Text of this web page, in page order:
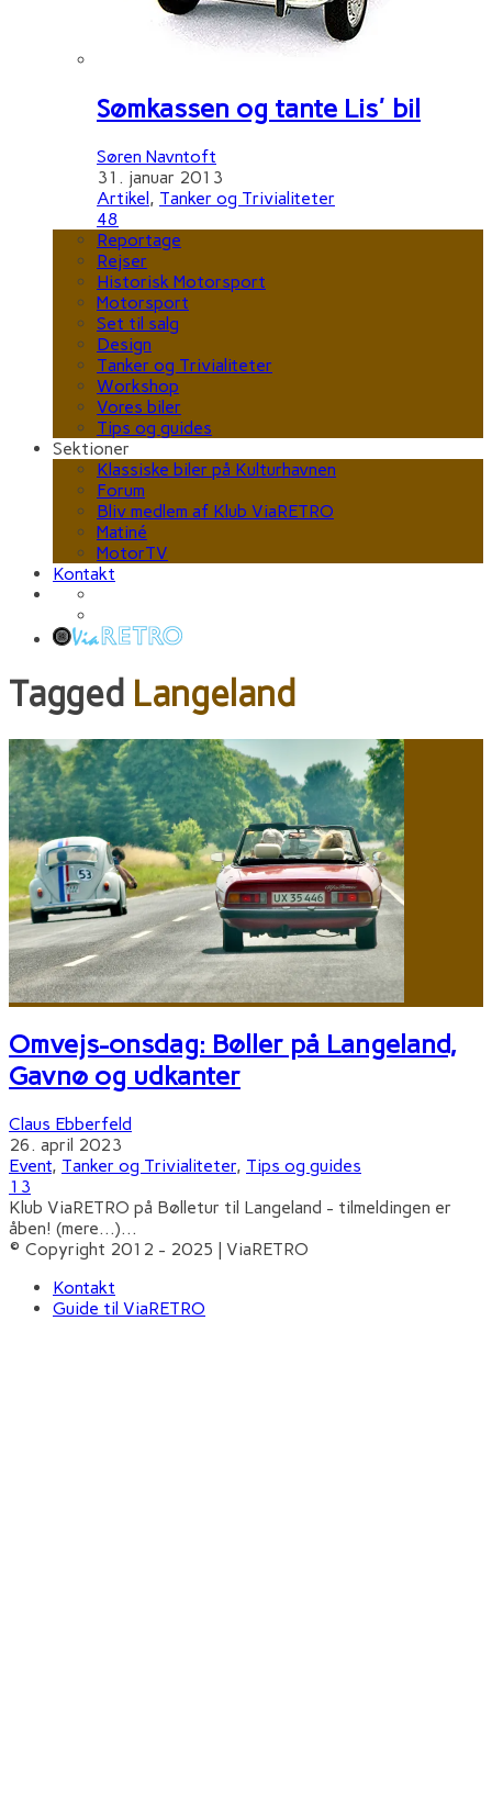
Sømkassen og tante Lis' bil
Søren Navntoft
31. januar 2013
Artikel, Tanker og Trivialiteter
48
Reportage
Rejser
Historisk Motorsport
Motorsport
Set til salg
Design
Tanker og Trivialiteter
Workshop
Vores biler
Tips og guides
Sektioner
Klassiske biler på Kulturhavnen
Forum
Bliv medlem af Klub ViaRETRO
Matiné
MotorTV
Kontakt
Tagged Langeland
Omvejs-onsdag: Bøller på Langeland,
Gavnø og udkanter
Claus Ebberfeld
26. april 2023
Event, Tanker og Trivialiteter, Tips og guides
13
Klub ViaRETRO på Bølletur til Langeland - tilmeldingen er
åben! (mere…)...
© Copyright 2012 - 2025 | ViaRETRO
Kontakt
Guide til ViaRETRO